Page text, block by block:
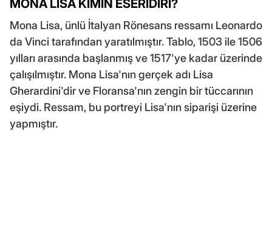
MONA LİSA KİMİN ESERİDİRİ?
Mona Lisa, ünlü İtalyan Rönesans ressamı Leonardo
da Vinci tarafından yaratılmıştır. Tablo, 1503 ile 1506
yılları arasında başlanmış ve 1517'ye kadar üzerinde
çalışılmıştır. Mona Lisa'nın gerçek adı Lisa
Gherardini'dir ve Floransa'nın zengin bir tüccarının
eşiydi. Ressam, bu portreyi Lisa'nın siparişi üzerine
yapmıştır.